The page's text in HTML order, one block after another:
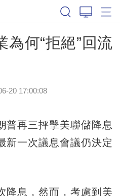
為何“拒絕”回流
20 17:00:08
再三抨擊美聯儲降息
新一次議息會議仍決定
息，然而，考慮到美